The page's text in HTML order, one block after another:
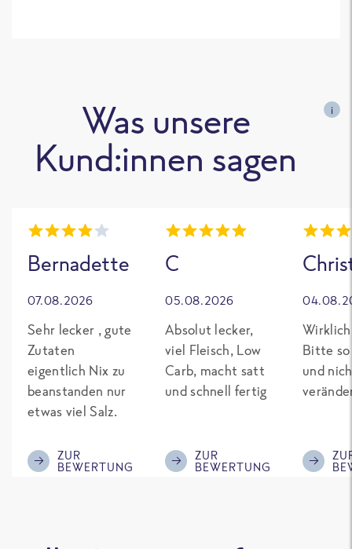
Was unsere
Kund:innen sagen
i
Bernadette
07.08.2026
Sehr lecker , gute
Zutaten
eigentlich Nix zu
beanstanden nur
etwas viel Salz.
ZUR
BEWERTUNG
C
05.08.2026
Absolut lecker,
viel Fleisch, Low
Carb, macht satt
und schnell fertig
ZUR
BEWERTUNG
Bitte so
und